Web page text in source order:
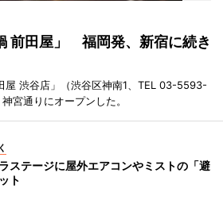
前田屋」 福岡発、新宿に続き
屋 渋谷店」（渋谷区神南1、TEL 03-5593-
宮通りにオープンした。
ステージに屋外エアコンやミストの「避
ト